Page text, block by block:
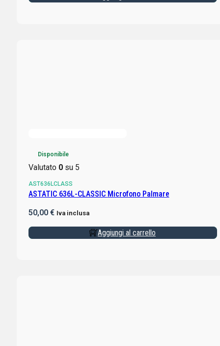
Disponibile
Valutato 0su 5
AST636LCLASS
ASTATIC 636L-CLASSIC Microfono Palmare
50,00 € Iva inclusa
Aggiungi al carrello